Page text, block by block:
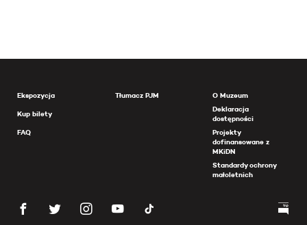
Ekspozycja
Kup bilety
FAQ
Tłumacz PJM
O Muzeum
Deklaracja
dostępności
Projekty
dofinansowane z
MKiDN
Standardy ochrony
małoletnich